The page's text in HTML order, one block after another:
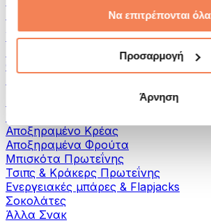
Να επιτρέπονται όλα
Προσαρμογή
Άρνηση
Πρωτεϊνικά Βούτυρα Ξηρών Καρπών
Υπερτροφές
Πράσινες Υπερτροφές
Φυτικές Ίνες
Αποξηραμένο Κρέας
Αποξηραμένα Φρούτα
Μπισκότα Πρωτεΐνης
Τσιπς & Kράκερς Πρωτεΐνης
Ενεργειακές μπάρες & Flapjacks
Σοκολάτες
Άλλα Σνακ